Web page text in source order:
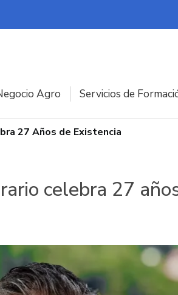
Agro Servicios de
27 Años de Existencia
celebra 27